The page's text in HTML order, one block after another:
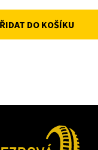
price
was:
price
is:
DO KOŠÍKU